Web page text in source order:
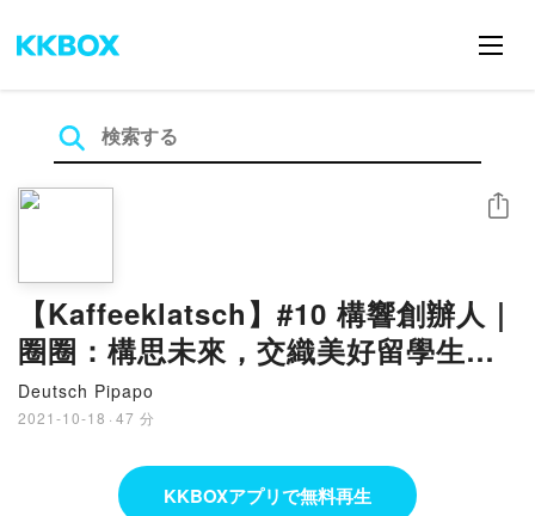
【Kaffeeklatsch】#10 構響創辦人｜
圈圈：構思未來，交織美好留學生
活！（上集：遊留學篇）
Deutsch Pipapo
2021-10-18 · 47 分
シェア
KKBOXアプリで無料再生